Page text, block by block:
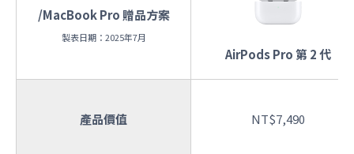
/MacBook Pro 贈品方案
製表日期：2025年7月
AirPods Pro 第 2 代
產品價值 NT$7,490